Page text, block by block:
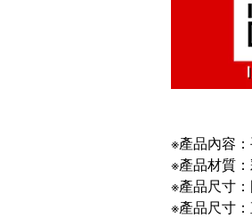
※產品內容
※產品材質
※產品尺寸
※產品尺寸